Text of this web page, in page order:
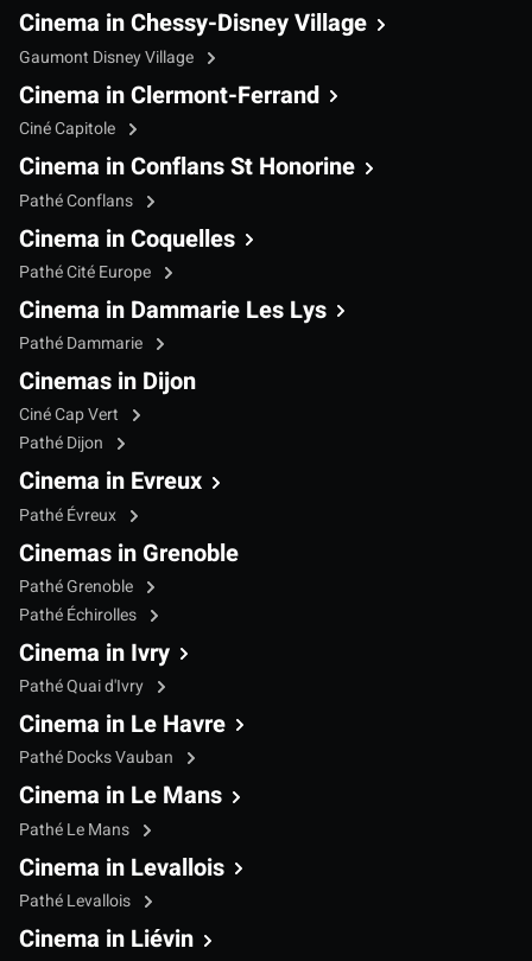
Cinema in Chessy-Disney Village
Gaumont Disney Village
Cinema in Clermont-Ferrand
Ciné Capitole
Cinema in Conflans St Honorine
Pathé Conflans
Cinema in Coquelles
Pathé Cité Europe
Cinema in Dammarie Les Lys
Pathé Dammarie
Cinemas in Dijon
Ciné Cap Vert
Pathé Dijon
Cinema in Evreux
Pathé Évreux
Cinemas in Grenoble
Pathé Grenoble
Pathé Échirolles
Cinema in Ivry
Pathé Quai d'Ivry
Cinema in Le Havre
Pathé Docks Vauban
Cinema in Le Mans
Pathé Le Mans
Cinema in Levallois
Pathé Levallois
Cinema in Liévin